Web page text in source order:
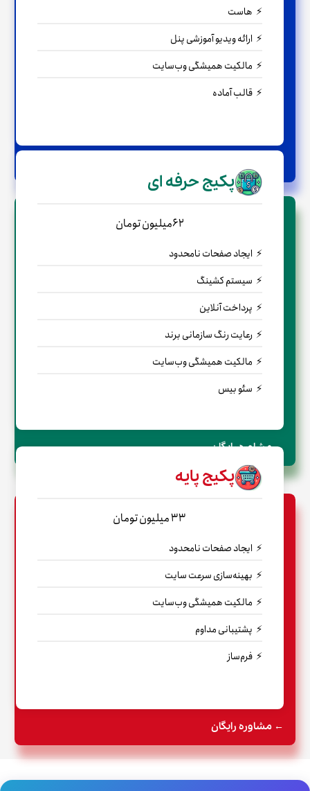
هاست
ارائه ویدیو آموزشی پنل
مالکیت همیشگی وب‌سایت
قالب آماده
پکیج حرفه ای
62میلیون تومان
ایجاد صفحات نامحدود
سیستم کشینگ
پرداخت آنلاین
رعایت رنگ سازمانی برند
مالکیت همیشگی وب‌سایت
سئو بیس
← مشاوره رایگان
پکیج پایه
33 میلیون تومان
ایجاد صفحات نامحدود
بهینه‌سازی سرعت سایت
مالکیت همیشگی وب‌سایت
پشتیبانی مداوم
فرم‌ساز
← مشاوره رایگان
ا
س
ی